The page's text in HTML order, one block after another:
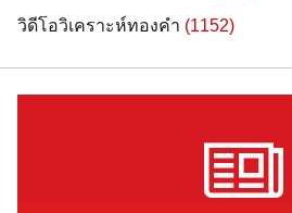
วิดีโอวิเคราะห์ทองคำ (1152)